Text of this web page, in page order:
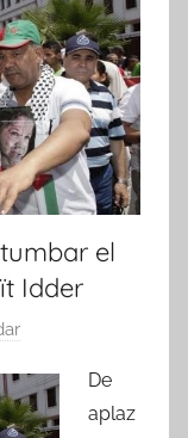
el
Idder
De
aplaz